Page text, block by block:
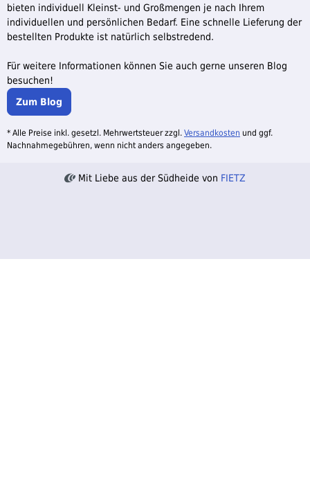
bieten individuell Kleinst- und Großmengen je nach Ihrem
individuellen und persönlichen Bedarf. Eine schnelle Lieferung der
bestellten Produkte ist natürlich selbstredend.
Für weitere Informationen können Sie auch gerne unseren Blog
besuchen!
Zum Blog
* Alle Preise inkl. gesetzl. Mehrwertsteuer zzgl. Versandkosten und ggf.
Nachnahmegebühren, wenn nicht anders angegeben.
Mit Liebe aus der Südheide von FIETZ